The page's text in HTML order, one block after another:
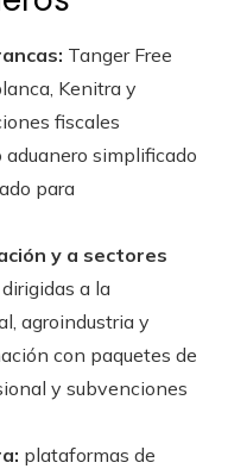
Tanger Free
Kenitra y
fiscales
simplificado
para
y a sectores
a la
agroindustria y
con paquetes de
y subvenciones
plataformas de